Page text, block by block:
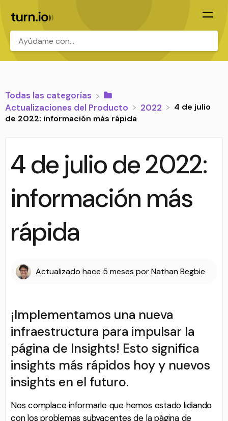
Todas las categorías
​Actualizaciones del Producto
​2022
4 de julio
de 2022: información más rápida
4 de julio de 2022:
información más
rápida
Actualizado hace 5 meses porNathan Begbie
¡Implementamos una nueva
infraestructura para impulsar la
página de Insights! Esto significa
insights más rápidos hoy y nuevos
insights en el futuro.
Nos complace informarle que hemos estado lidiando
con los problemas subyacentes de la página de
.